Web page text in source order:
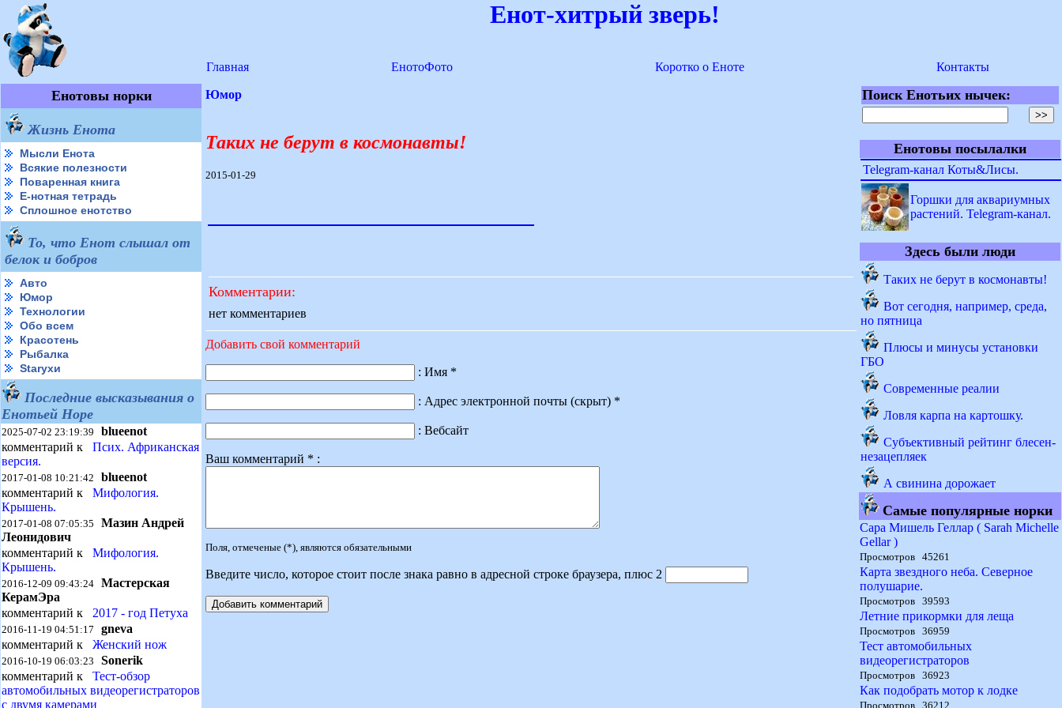
Енот-хитрый зверь!
Главная ЕнотоФото Коротко о Еноте Контакты
Енотовы норки
Жизнь Енота
Мысли Енота
Всякие полезности
Поваренная книга
Е-нотная тетрадь
Сплошное енотство
То, что Енот слышал от
белок и бобров
Авто
Юмор
Технологии
Обо всем
Красотень
Рыбалка
Starухи
Последние высказывания о
Енотьей Норе
2025-07-02 23:19:39 blueenot
комментарий к Псих. Африканская
версия.
2017-01-08 10:21:42 blueenot
комментарий к Мифология.
Крышень.
2017-01-08 07:05:35 Мазин Андрей
Леонидович
комментарий к Мифология.
Крышень.
2016-12-09 09:43:24 Мастерская
КерамЭра
комментарий к 2017 - год Петуха
2016-11-19 04:51:17 gneva
комментарий к Женский нож
2016-10-19 06:03:23 Sonerik
комментарий к Тест-обзор
автомобильных видеорегистраторов
с двумя камерами
Юмор
Таких не берут в космонавты!
2015-01-29
Комментарии:
нет комментариев
Добавить свой комментарий
: Имя *
: Адрес электронной почты (скрыт) *
: Вебсайт
Ваш комментарий * :
Поля, отмеченые (*), являются обязательными
Введите число, которое стоит после знака равно в адресной строке браузера, плюс 2
Поиск Енотьих нычек:
Енотовы посылалки
Telegram-канал Коты&Лисы.
Горшки для аквариумных
растений. Telegram-канал.
Здесь были люди
Таких не берут в космонавты!
Вот сегодня, например, среда,
но пятница
Плюсы и минусы установки
ГБО
Современные реалии
Ловля карпа на картошку.
Субъективный рейтинг блесен-
незацепляек
А свинина дорожает
Самые популярные норки
Сара Мишель Геллар ( Sarah Michelle
Gellar )
Просмотров 45261
Карта звездного неба. Северное
полушарие.
Просмотров 39593
Летние прикормки для леща
Просмотров 36959
Тест автомобильных
видеорегистраторов
Просмотров 36923
Как подобрать мотор к лодке
Просмотров 36212